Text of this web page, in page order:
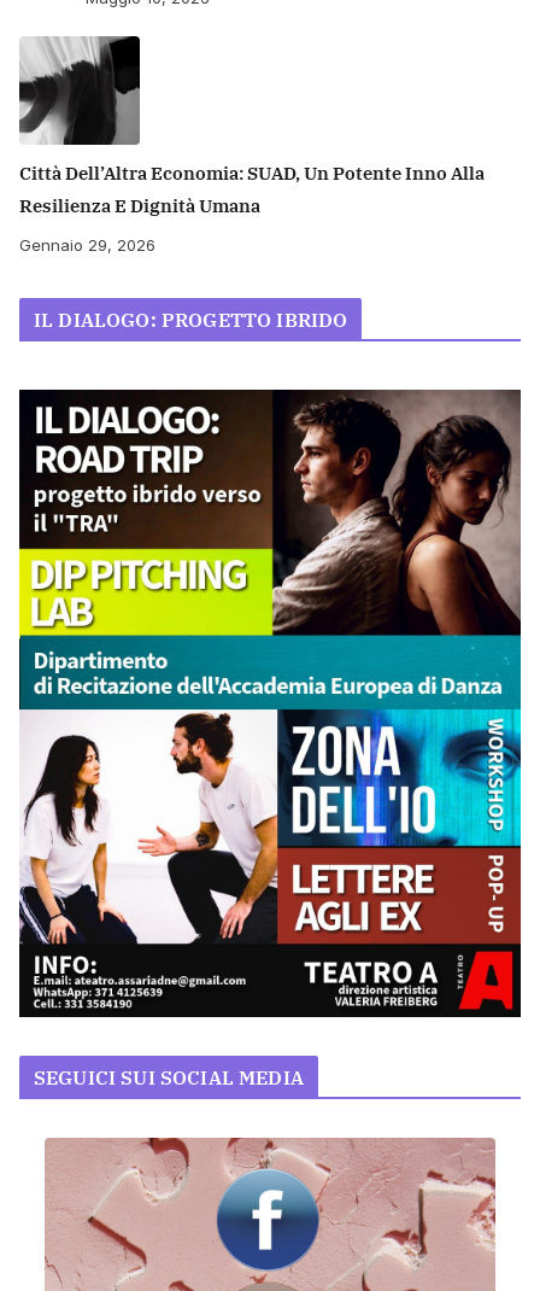
Città Dell’Altra Economia: SUAD, Un Potente Inno Alla
Resilienza E Dignità Umana
Gennaio 29, 2026
IL DIALOGO: PROGETTO IBRIDO
SEGUICI SUI SOCIAL MEDIA